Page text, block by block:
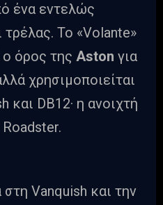
ένα εντελώς
τρέλας. Το «Volante»
ο όρος της Aston για
χρησιμοποιείται
και DB12· η ανοιχτή
Vanquish και την